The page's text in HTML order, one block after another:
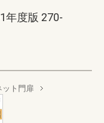
年度版 270-
ト門扉